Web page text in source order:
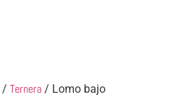
/ Ternera / Lomo bajo